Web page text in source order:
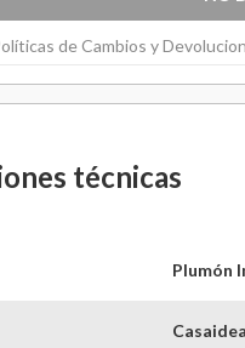
de Cambios y
técnicas
Plumón